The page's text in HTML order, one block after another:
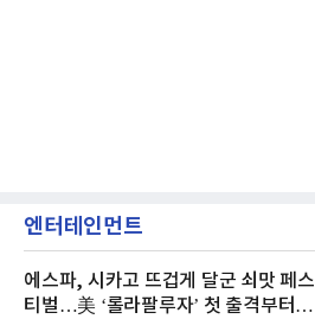
엔터테인먼트
에스파, 시카고 뜨겁게 달군 쇠맛 페스
티벌…美 ‘롤라팔루자’ 첫 출격부터